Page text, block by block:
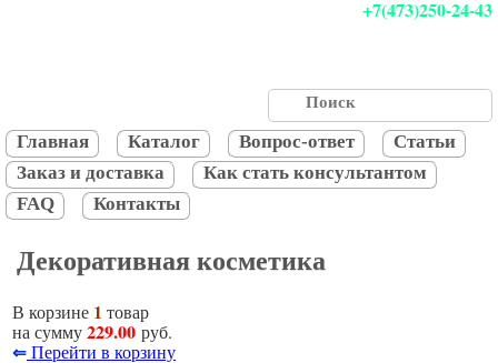
+7(473)250-24-43
Главная Каталог Вопрос-ответ
Статьи
Заказ и доставка
Как стать консультантом
FAQ
Контакты
Декоративная косметика
В корзине 1 товар
на сумму229.00 руб.
⇐Перейти в корзину